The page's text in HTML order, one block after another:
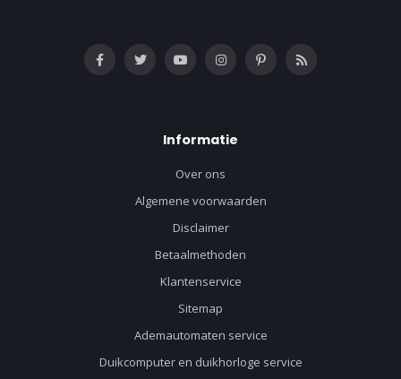
Informatie
Over ons
Algemene voorwaarden
Disclaimer
Betaalmethoden
Klantenservice
Sitemap
Ademautomaten service
Duikcomputer en duikhorloge service